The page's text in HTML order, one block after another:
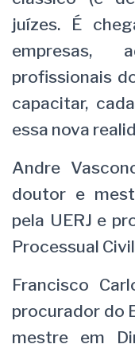
juízes. É
empresas,
profissionais
capacitar,
essa nova
Andre
doutor e
pela UERJ e
Processual
Francisco
procurador do
mestre em